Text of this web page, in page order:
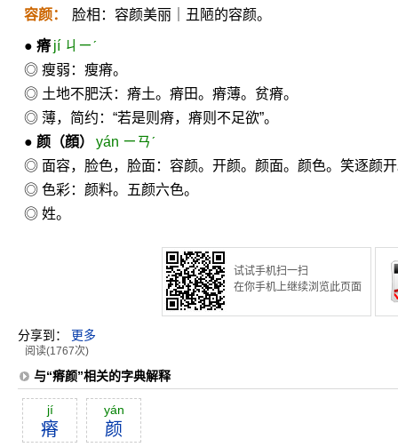
容颜： 脸相：容颜美丽｜丑陋的容颜。
● 瘠 jí ㄐㄧˊ
◎ 瘦弱：瘦瘠。
◎ 土地不肥沃：瘠土。瘠田。瘠薄。贫瘠。
◎ 薄，简约：“若是则瘠，瘠则不足欲”。
● 颜 （顔）
yán ㄧㄢˊ
◎ 面容，脸色，脸面：容颜。开颜。颜面。颜色。笑逐颜
◎ 色彩：颜料。五颜六色。
◎ 姓。
试试手机扫一扫
在你手机上继续浏览此页面
分享到： 更多
阅读(1767次)
与“瘠颜”相关的字典解释
jí
瘠
yán
颜